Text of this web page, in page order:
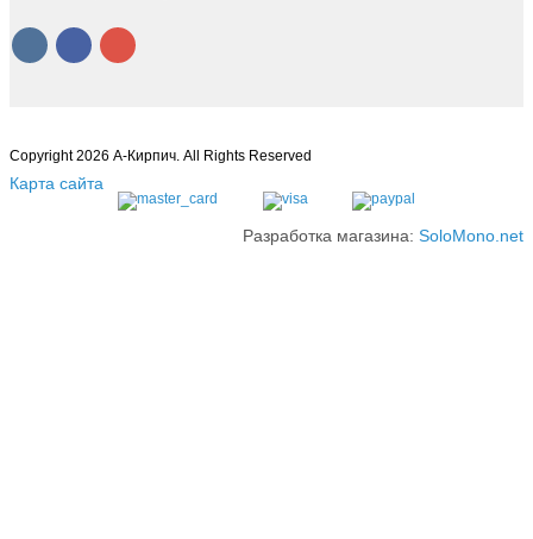
Copyright 2026 А-Кирпич. All Rights Reserved
Карта сайта
Разработка магазина: SoloMono.net